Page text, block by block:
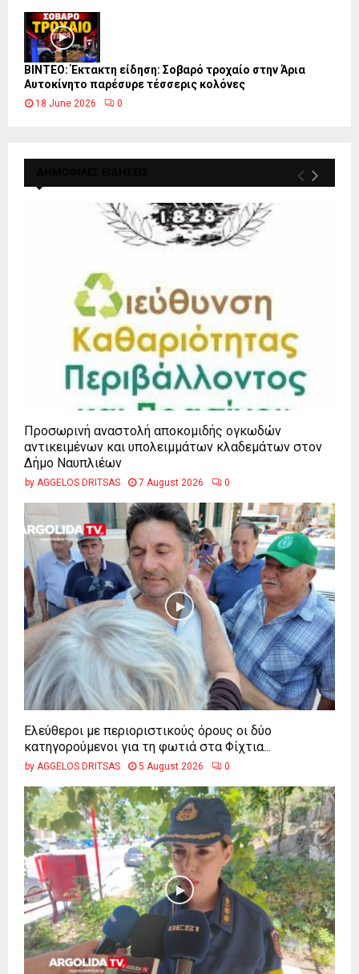
ΒΙΝΤΕΟ: Έκτακτη είδηση: Σοβαρό τροχαίο στην Άρια
Αυτοκίνητο παρέσυρε τέσσερις κολόνες
18 June 2026 0
Προσωρινή αναστολή αποκομιδής ογκωδών
αντικειμένων και υπολειμμάτων κλαδεμάτων στον
Δήμο Ναυπλιέων
by AGGELOS DRITSAS 7 August 2026 0
Ελεύθεροι με περιοριστικούς όρους οι δύο
κατηγορούμενοι για τη φωτιά στα Φίχτια...
by AGGELOS DRITSAS 5 August 2026 0